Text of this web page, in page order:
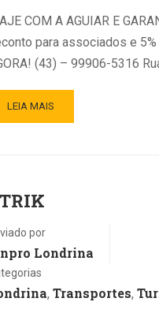
COM A AGUIAR E
para associados e
(43) – 99906-5316
LEIA MAIS
por
Londrina
, Transportes,